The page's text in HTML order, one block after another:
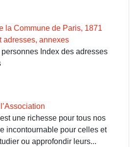
la Commune de Paris, 1871
adresses, annexes
personnes Index des adresses
une richesse pour tous nos
incontournable pour celles et
ou approfondir leurs...